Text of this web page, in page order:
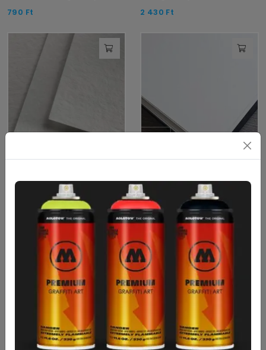
790 Ft
2 430 Ft
Fabriano Studio 300g
52,5x75cm
Fabriano Watercolor 200g
56x76cm melegen sajtolt
670Ft